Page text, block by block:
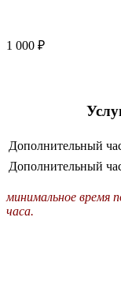
1 000 ₽
Дополнительный
Дополнительный
минимальное время
часа.